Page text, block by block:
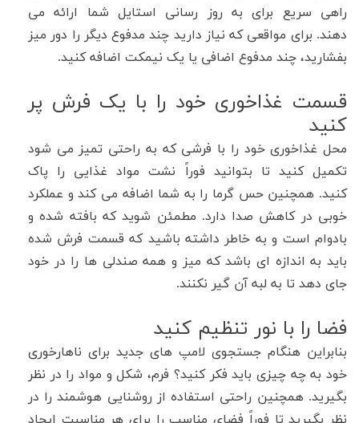
راهی سریع برای به روز رسانی استایل شما ارائه می
دهند. برای مواقعی که نیاز دارید چند مدفوع دیگر را دور میز
بفشارید، چند مدفوع اضافی یا یک نیمکت اضافه کنید.
قسمت غذاخوری خود را با یک فرش پر
کنید
محل غذاخوری خود را با فرشی که به راحتی تمیز می شود
تکمیل کنید تا بتوانید فوراً نشت مواد غذایی را پاک
کنید. همچنین حس گرما را به شما اضافه می کند و عملکرد
خوبی در کاهش صدا دارد. مطمئن شوید که بافته شده و
بادوام است و به خاطر داشته باشید که قسمت فرش شده
باید به اندازه ای باشد که میز و همه صندلی ها را در خود
جای دهد تا به لبه آن گیر نکنند.
فضا را با نور تنظیم کنید
بنابراین هنگام جستجوی لامپ های جدید برای ناهارخوری
خود به چه چیزی باید فکر کنید؟ فرم، شکل و مواد را در نظر
بگیرید.همچنین راحتی استفاده از روشنایی هوشمند را در